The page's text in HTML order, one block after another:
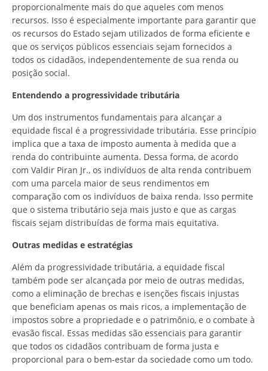
proporcionalmente mais do que aqueles com menos
recursos. Isso é especialmente importante para garantir que
os recursos do Estado sejam utilizados de forma eficiente e
que os serviços públicos essenciais sejam fornecidos a
todos os cidadãos, independentemente de sua renda ou
posição social.
Entendendo a progressividade tributária
Um dos instrumentos fundamentais para alcançar a
equidade fiscal é a progressividade tributária. Esse princípio
implica que a taxa de imposto aumenta à medida que a
renda do contribuinte aumenta. Dessa forma, de acordo
com Valdir Piran Jr., os indivíduos de alta renda contribuem
com uma parcela maior de seus rendimentos em
comparação com os indivíduos de baixa renda. Isso permite
que o sistema tributário seja mais justo e que as cargas
fiscais sejam distribuídas de forma mais equitativa.
Outras medidas e estratégias
Além da progressividade tributária, a equidade fiscal
também pode ser alcançada por meio de outras medidas,
como a eliminação de brechas e isenções fiscais injustas
que beneficiam apenas os mais ricos, a implementação de
impostos sobre a propriedade e o patrimônio, e o combate à
evasão fiscal. Essas medidas são essenciais para garantir
que todos os cidadãos contribuam de forma justa e
proporcional para o bem-estar da sociedade como um todo.